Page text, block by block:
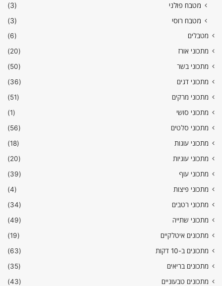
מטבח פולני
(3)
מטבח רוסי
(3)
מטבלים
(6)
מתכוני אורז
(20)
מתכוני בשר
(50)
מתכוני דגים
(36)
מתכוני מרקים
(51)
מתכוני סושי
(1)
מתכוני סלטים
(56)
מתכוני עוגות
(18)
מתכוני עוגיות
(20)
מתכוני עוף
(39)
מתכוני פיצות
(4)
מתכוני רטבים
(34)
מתכוני שתייה
(49)
מתכונים איטלקיים
(19)
מתכונים ב-10 דקות
(63)
מתכונים בריאים
(35)
מתכונים טבעוניים
(43)